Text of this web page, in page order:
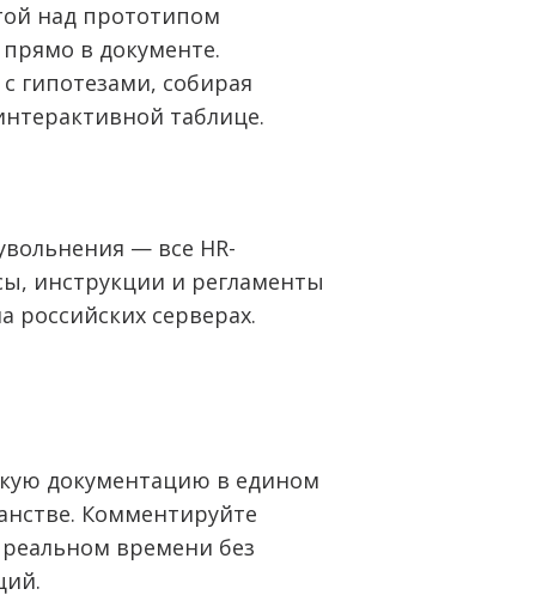
над прототипом
в документе.
гипотезами, собирая
таблице.
— все HR-
инструкции и регламенты
российских серверах.
документацию в едином
Комментируйте
времени без